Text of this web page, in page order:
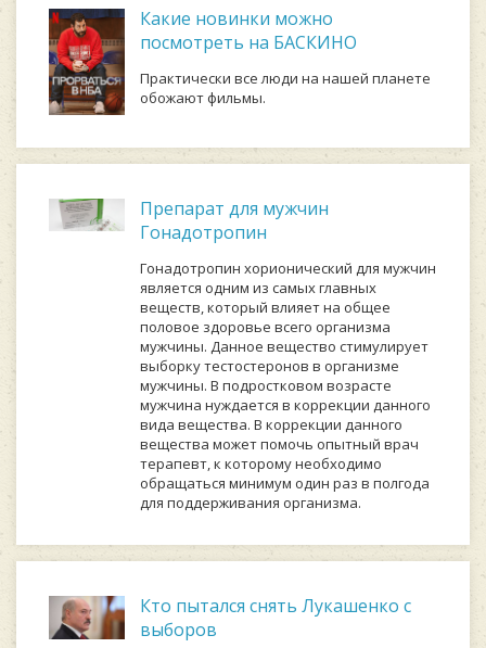
Какие новинки можно
посмотреть на БАСКИНО
Практически все люди на нашей планете
обожают фильмы.
Препарат для мужчин
Гонадотропин
Гонадотропин хорионический для мужчин
является одним из самых главных
веществ, который влияет на общее
половое здоровье всего организма
мужчины. Данное вещество стимулирует
выборку тестостеронов в организме
мужчины. В подростковом возрасте
мужчина нуждается в коррекции данного
вида вещества. В коррекции данного
вещества может помочь опытный врач
терапевт, к которому необходимо
обращаться минимум один раз в полгода
для поддерживания организма.
Кто пытался снять Лукашенко с
выборов